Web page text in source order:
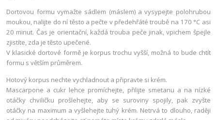
Dortovou formu vymažte sádlem (máslem) a vysypejte polohrubou
moukou, nalijte do ní těsto a pečte v předehřáté troubě na 170 °C asi
20 minut. Čas je orientační, každá trouba peče jinak, vpichem špejle
zjistíte, zda je těsto upečené.
V klasické dortové formě je korpus trochu vyšší, možná to bude chtít
formu s větším průměrem.
Hotový korpus nechte vychladnout a připravte si krém.
Mascarpone a cukr lehce promíchejte, přilijte smetanu a na nízké
otáčky chviličku prošlehejte, aby se suroviny spojily, pak zvyšte
otáčky na maximum a vyšlehejte tuhý krém. Netrvá to dlouho, raději